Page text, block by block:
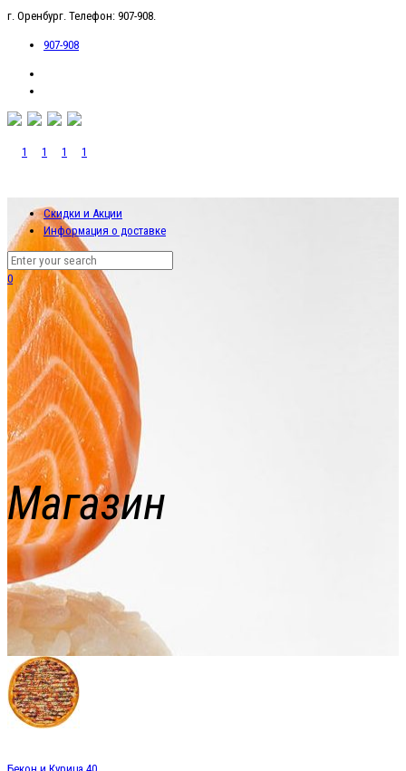
г. Оренбург. Телефон: 907-908.
907-908
Скидки и Акции
Информация о доставке
0
Магазин